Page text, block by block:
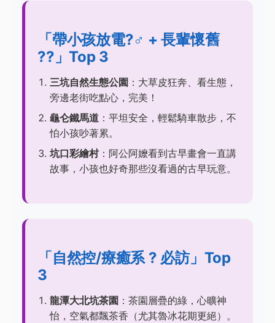
「帶小孩放電?‍♂️ + 長輩懷舊
??」Top 3
三坑自然生態公園 ：大草皮狂奔、看生態，
旁邊老街吃點心，完美！
龜仑鐵馬道 ：平坦安全，輕鬆騎車散步，不
怕小孩吵著累。
坑口彩繪村：阿公阿嬤看到古早畫會一直講
故事，小孩也好奇那些沒看過的古早玩意。
「自然控/療癒系 ? 必訪」Top
3
龍潭大北坑茶園 ：茶園層疊的綠，心曠神
怡，空氣都飄茶香（尤其魯冰花期更絕）。